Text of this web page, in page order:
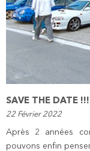
SAVE THE DATE
22 Février 2022
Après 2 années
pouvons enfin